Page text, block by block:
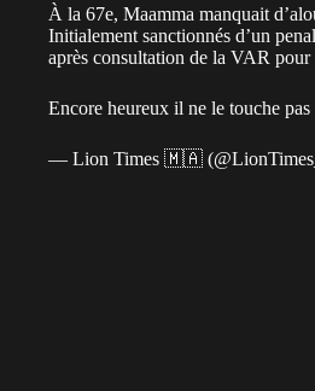
À la 67e, Maamma manquait
Initialement sanctionnés d’un
après consultation de la VAR
Encore heureux il ne le touche
— Lion Times 🇲🇦